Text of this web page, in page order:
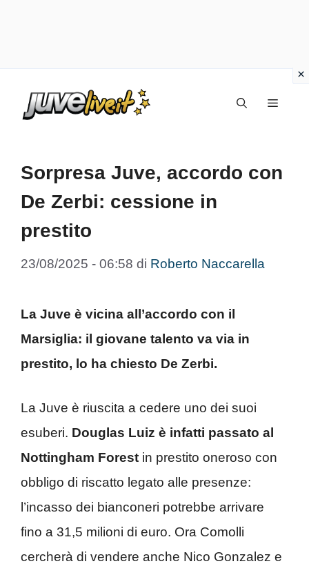
Menu
Sorpresa Juve, accordo con
De Zerbi: cessione in
prestito
23/08/2025 - 06:58 di Roberto Naccarella
La Juve è vicina all’accordo con il
Marsiglia: il giovane talento va via in
prestito, lo ha chiesto De Zerbi.
La Juve è riuscita a cedere uno dei suoi
esuberi. Douglas Luiz è infatti passato al
Nottingham Forest in prestito oneroso con
obbligo di riscatto legato alle presenze:
l’incasso dei bianconeri potrebbe arrivare
fino a 31,5 milioni di euro. Ora Comolli
cercherà di vendere anche Nico Gonzalez e